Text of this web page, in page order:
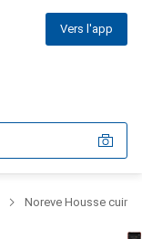
Vers l'app
Noreve Housse cuir